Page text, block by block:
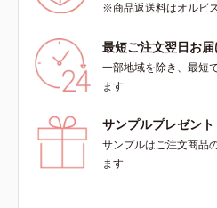
※商品返送料はオルビ
最短ご注文翌日お
一部地域を除き、最短
ます
サンプルプレゼント
サンプルはご注文商品
ます